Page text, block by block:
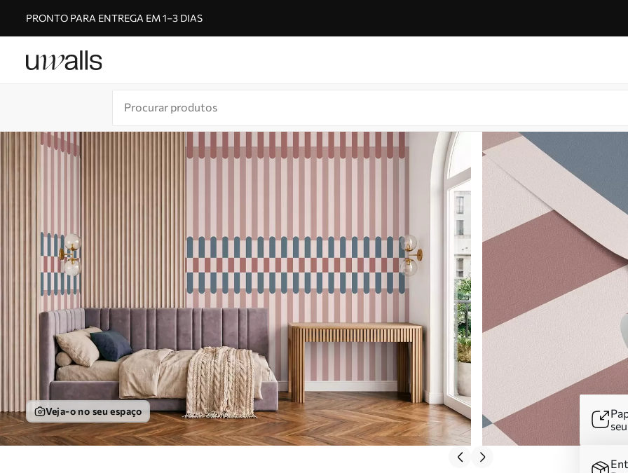
PRONTO PARA ENTREGA EM 1–3 DIAS
Veja-o no seu espaço